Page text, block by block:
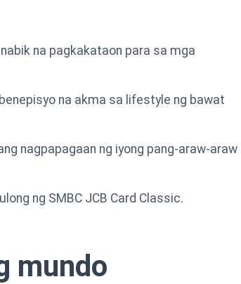
na pagkakataon para sa mga
na akma sa lifestyle ng bawat
nagpapagaan ng iyong pang-araw-araw
ng SMBC JCB Card Classic.
mundo